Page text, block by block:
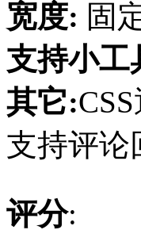
宽度: 固
支持小工
其它:
支持评论
评分: